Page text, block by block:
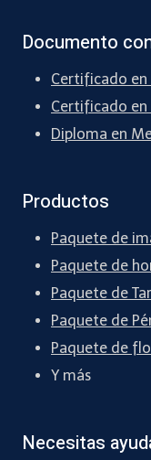
Documento
Certificado
Certificado
Diploma en
Productos
Paquete de
Paquete de
Paquete de
Paquete de
Paquete de
Y más
Necesitas